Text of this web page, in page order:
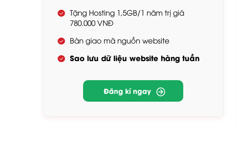
Tặng Hosting 1,5GB/1 năm trị giá
780.000 VNĐ
Bàn giao mã nguồn website
Sao lưu dữ liệu website hàng tuần
Đăng kí ngay